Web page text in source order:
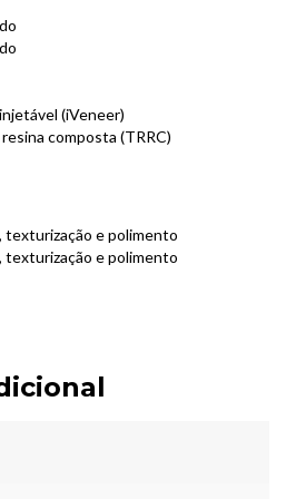
(iVeneer)
composta (TRRC)
e polimento
e polimento